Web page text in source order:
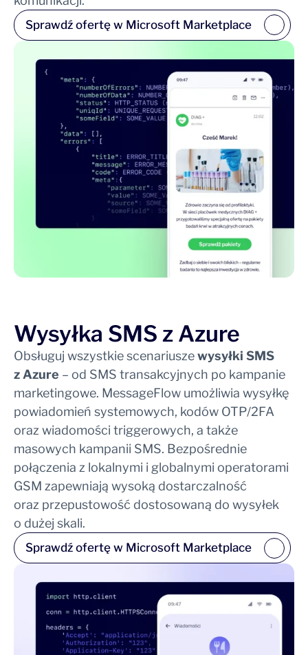
Sprawdź ofertę w Microsoft Marketplace
Wysyłka SMS z Azure
Obsługuj wszystkie scenariuszewysyłki SMS
z Azure – od SMS transakcyjnych po kampanie
marketingowe. MessageFlow umożliwia wysyłkę
powiadomień systemowych, kodów OTP/2FA
oraz wiadomości triggerowych, a także
masowych kampanii SMS. Bezpośrednie
połączenia z lokalnymi i globalnymi operatorami
GSM zapewniają wysoką dostarczalność
oraz przepustowość dostosowaną do wysyłek
o dużej skali.
Sprawdź ofertę w Microsoft Marketplace